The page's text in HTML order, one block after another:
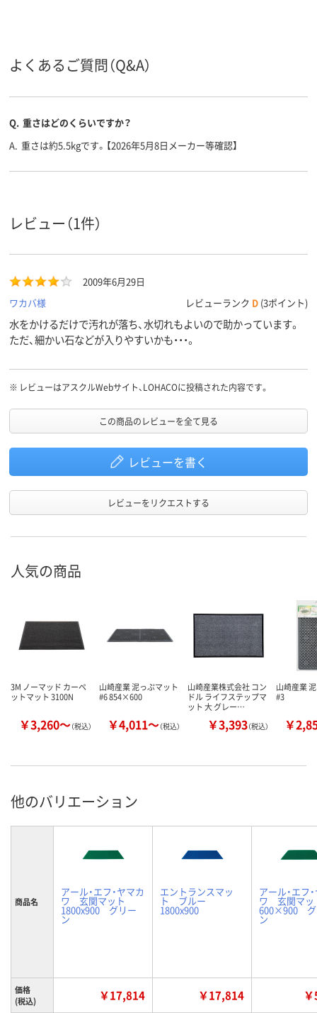
よくあるご質問（Q&A）
Q. 重さはどのくらいですか？
A. 重さは約5.5kgです。【2026年5月8日メーカー等確認】
レビュー（1件）
2009年6月29日
ワカバ様
レビューランク D (3ポイント)
水をかけるだけで汚れが落ち、水切れもよいので助かっています。
ただ、細かい石などが入りやすいかも・・・。
※ レビューはアスクルWebサイト、LOHACOに投稿された内容です。
この商品のレビューを全て見る
レビューを書く
レビューをリクエストする
人気の商品
3M ノーマッド カーペ
ットマット 3100N
￥3,260～（税込）
山崎産業 泥っぷマット
#6 854×600
￥4,011～（税込）
山崎産業株式会社 コン
ドル ライフステップマ
ット 大 グレー…
￥3,393（税込）
山崎産業
#3
￥
他のバリエーション
商品名
アール・エフ・ヤマカ
ワ 玄関マット
1800x900 グリー
ン
エントランスマッ
ト ブルー
1800x900
アール・エフ
ワ 玄関マ
600×900 グ
ン
価格
(税込)
￥17,814 ￥17,814